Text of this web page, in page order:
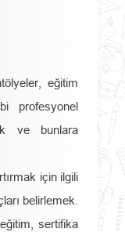
eğitim
profesyonel
ve bunlara
için ilgili
belirlemek.
sertifika